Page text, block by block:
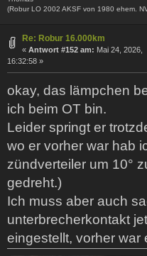
(Robur LO 2002 AKSF von 1980 ehem.
Re: Robur 16.000km
« Antwort #152 am: Mai 24, 2026,
16:32:58 »
okay, das lämpchen
ich beim OT bin.
Leider springt er
wo er vorher war hab
zündverteiler um 10°
gedreht.)
Ich muss aber auch
unterbrecherkontakt
eingestellt, vorher war